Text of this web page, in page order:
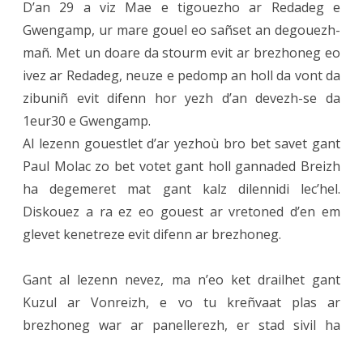
D’an 29 a viz Mae e tigouezho ar Redadeg e
Gwengamp, ur mare gouel eo sañset an degouezh-
mañ. Met un doare da stourm evit ar brezhoneg eo
ivez ar Redadeg, neuze e pedomp an holl da vont da
zibuniñ evit difenn hor yezh d’an devezh-se da
1eur30 e Gwengamp.
Al lezenn gouestlet d’ar yezhoù bro bet savet gant
Paul Molac zo bet votet gant holl gannaded Breizh
ha degemeret mat gant kalz dilennidi lec’hel.
Diskouez a ra ez eo gouest ar vretoned d’en em
glevet kenetreze evit difenn ar brezhoneg.
Gant al lezenn nevez, ma n’eo ket drailhet gant
Kuzul ar Vonreizh, e vo tu kreñvaat plas ar
brezhoneg war ar panellerezh, er stad sivil ha